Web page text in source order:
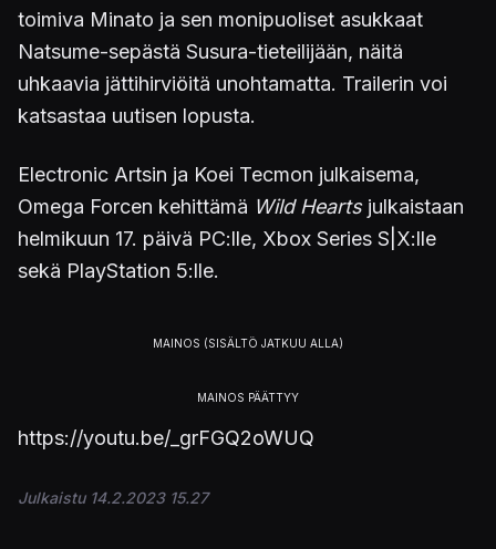
toimiva Minato ja sen monipuoliset asukkaat
Natsume-sepästä Susura-tieteilijään, näitä
uhkaavia jättihirviöitä unohtamatta. Trailerin voi
katsastaa uutisen lopusta.
Electronic Artsin ja Koei Tecmon julkaisema,
Omega Forcen kehittämä Wild Heartsjulkaistaan
helmikuun 17. päivä PC:lle, Xbox Series S|X:lle
sekä PlayStation 5:lle.
https://youtu.be/_grFGQ2oWUQ
Julkaistu 14.2.2023 15.27